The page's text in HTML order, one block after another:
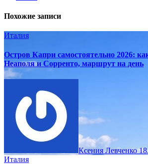
Похожие записи
Италия
Остров Капри самостоятельно 2026:
Неаполя и Сорренто, маршрут на день
Ксения Левченко
Италия